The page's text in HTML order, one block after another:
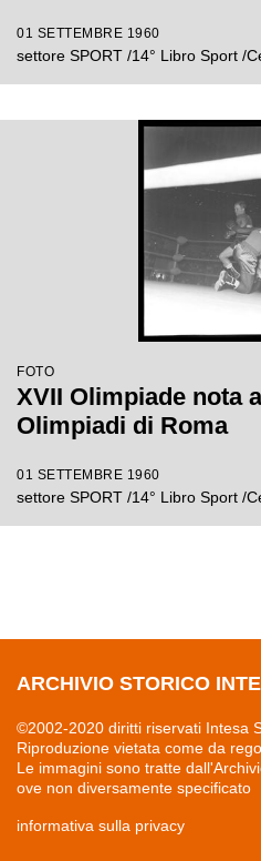
01 SETTEMBRE 1960
settore SPORT /14° Libro Sport /
FOTO
XVII Olimpiade nota
Olimpiadi di Roma
01 SETTEMBRE 1960
settore SPORT /14° Libro Sport /
ARCHIVIO STORICO
©2002-2020 diritti riservati Intesa
Riproduzione vietata come da
Le immagini sono tratte
ove non diversamente specificato
informativa sulla privacy